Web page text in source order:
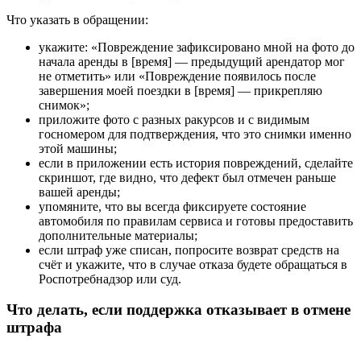
Что указать в обращении:
укажите: «Повреждение зафиксировано мной на фото до
начала аренды в [время] — предыдущий арендатор мог
не отметить» или «Повреждение появилось после
завершения моей поездки в [время] — прикрепляю
снимок»;
приложите фото с разных ракурсов и с видимым
госномером для подтверждения, что это снимки именно
этой машины;
если в приложении есть история повреждений, сделайте
скриншот, где видно, что дефект был отмечен раньше
вашей аренды;
упомяните, что вы всегда фиксируете состояние
автомобиля по правилам сервиса и готовы предоставить
дополнительные материалы;
если штраф уже списан, попросите возврат средств на
счёт и укажите, что в случае отказа будете обращаться в
Роспотребнадзор или суд.
Что делать, если поддержка отказывает в отмене
штрафа